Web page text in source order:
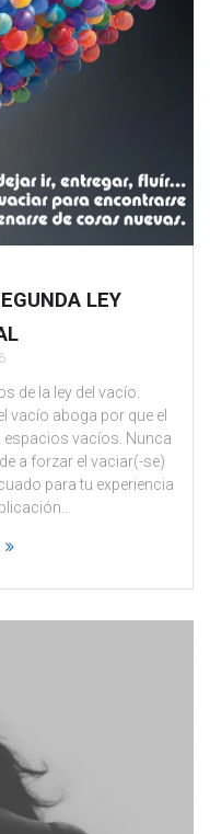
LEY
de la ley del vacío.
vacío aboga por que el
espacios vacíos. Nunca
a forzar el vaciar(-se)
para tu experiencia